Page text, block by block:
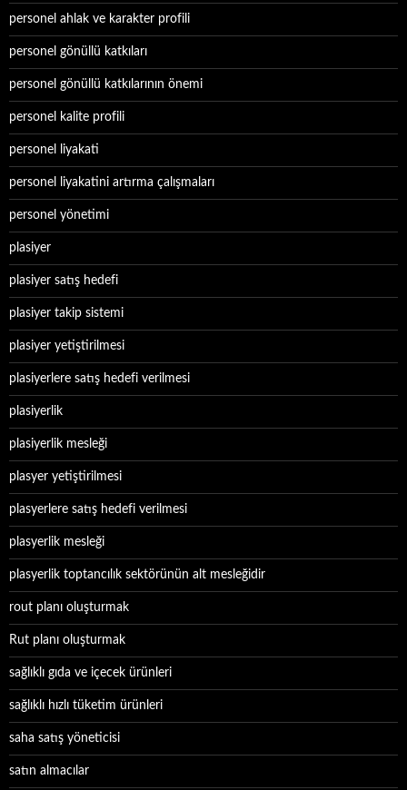
personel ahlak ve karakter profili
personel gönüllü katkıları
personel gönüllü katkılarının önemi
personel kalite profili
personel liyakati
personel liyakatini artırma çalışmaları
personel yönetimi
plasiyer
plasiyer satış hedefi
plasiyer takip sistemi
plasiyer yetiştirilmesi
plasiyerlere satış hedefi verilmesi
plasiyerlik
plasiyerlik mesleği
plasyer yetiştirilmesi
plasyerlere satış hedefi verilmesi
plasyerlik mesleği
plasyerlik toptancılık sektörünün alt mesleğidir
rout planı oluşturmak
Rut planı oluşturmak
sağlıklı gıda ve içecek ürünleri
sağlıklı hızlı tüketim ürünleri
saha satış yöneticisi
satın almacılar